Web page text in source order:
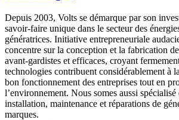
Depuis 2003, Volts se démarque par son
savoir-faire unique dans le secteur des
génératrices. Initiative entrepreneuriale
concentre sur la conception et la fabrication
avant-gardistes et efficaces, croyant
technologies contribuent considérablement à
bon fonctionnement des entreprises tout en
l’environnement. Nous somes aussi spécialisé
installation, maintenance et réparations de
marques.